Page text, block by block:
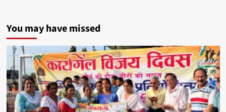
You may have missed